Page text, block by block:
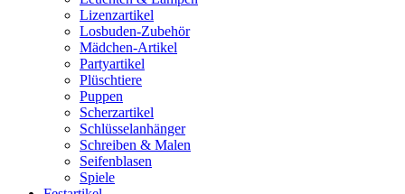
Lizenzartikel
Losbuden-Zubehör
Mädchen-Artikel
Partyartikel
Plüschtiere
Puppen
Scherzartikel
Schlüsselanhänger
Schreiben & Malen
Seifenblasen
Spiele